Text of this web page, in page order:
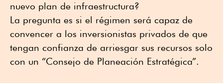
nuevo plan de infraestructura?
La pregunta es si el régimen será capaz de
convencer a los inversionistas privados de que
tengan confianza de arriesgar sus recursos solo
con un “Consejo de Planeación Estratégica”.